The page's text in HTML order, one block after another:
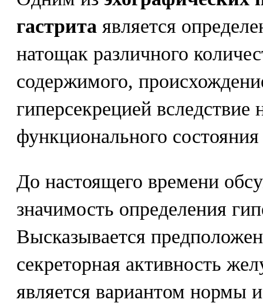
гастрита является
натощак различного
содержимого,
гиперсекрецией вследствие
функционального
До настоящего времени
значимость определения
Высказывается
секреторная активность
является вариантом нормы